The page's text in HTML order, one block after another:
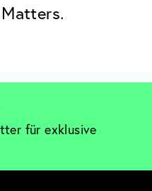
für exklusive